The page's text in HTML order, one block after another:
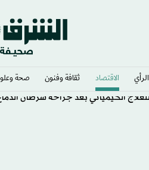
الرأي الاقتصاد ثقافة وفنون صحة
الكيميائي بعد جراحة سرطان